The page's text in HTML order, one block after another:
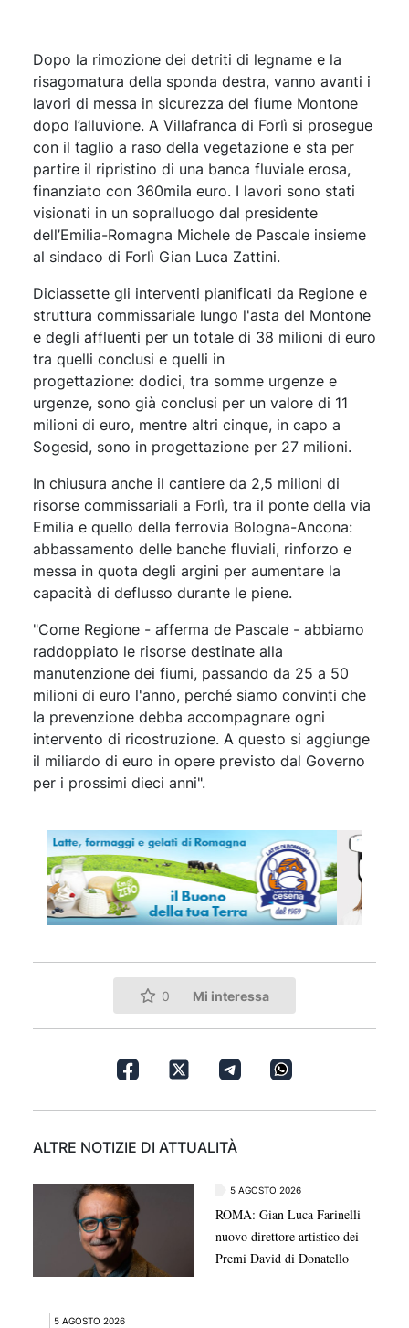
Dopo la rimozione dei detriti di legname e la
risagomatura della sponda destra, vanno avanti i
lavori di messa in sicurezza del fiume Montone
dopo l’alluvione. A Villafranca di Forlì si prosegue
con il taglio a raso della vegetazione e sta per
partire il ripristino di una banca fluviale erosa,
finanziato con 360mila euro. I lavori sono stati
visionati in un sopralluogo dal presidente
dell’Emilia-Romagna Michele de Pascale insieme
al sindaco di Forlì Gian Luca Zattini.
Diciassette gli interventi pianificati da Regione e
struttura commissariale lungo l'asta del Montone
e degli affluenti per un totale di 38 milioni di euro
tra quelli conclusi e quelli in
progettazione: dodici, tra somme urgenze e
urgenze, sono già conclusi per un valore di 11
milioni di euro, mentre altri cinque, in capo a
Sogesid, sono in progettazione per 27 milioni.
In chiusura anche il cantiere da 2,5 milioni di
risorse commissariali a Forlì, tra il ponte della via
Emilia e quello della ferrovia Bologna-Ancona:
abbassamento delle banche fluviali, rinforzo e
messa in quota degli argini per aumentare la
capacità di deflusso durante le piene.
"Come Regione - afferma de Pascale - abbiamo
raddoppiato le risorse destinate alla
manutenzione dei fiumi, passando da 25 a 50
milioni di euro l'anno, perché siamo convinti che
la prevenzione debba accompagnare ogni
intervento di ricostruzione. A questo si aggiunge
il miliardo di euro in opere previsto dal Governo
per i prossimi dieci anni".
0 Mi interessa
ALTRE NOTIZIE DI ATTUALITÀ
5 AGOSTO 2026
ROMA: Gian Luca Farinelli
nuovo direttore artistico dei
Premi David di Donatello
5 AGOSTO 2026